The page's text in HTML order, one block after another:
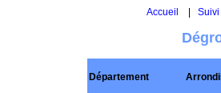
Accueil Suivi
Département